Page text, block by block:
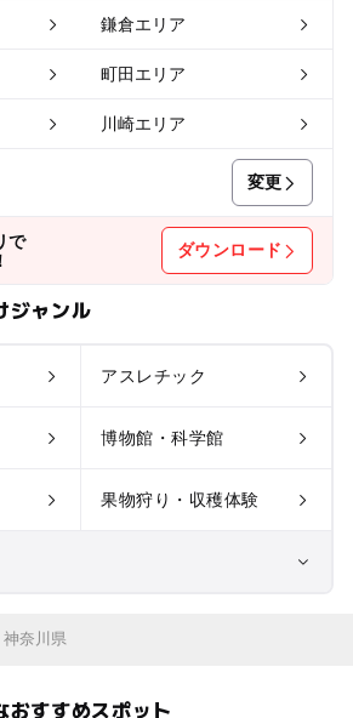
鎌倉エリア
町田エリア
川崎エリア
変更
で
ダウンロード
ジャンル
アスレチック
博物館・科学館
果物狩り・収穫体験
神奈川県
おすすめスポット